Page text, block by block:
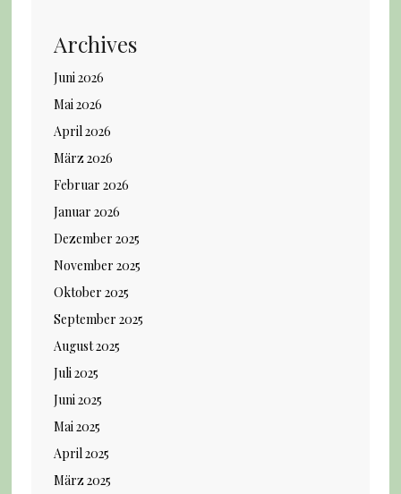
Archives
Juni 2026
Mai 2026
April 2026
März 2026
Februar 2026
Januar 2026
Dezember 2025
November 2025
Oktober 2025
September 2025
August 2025
Juli 2025
Juni 2025
Mai 2025
April 2025
März 2025